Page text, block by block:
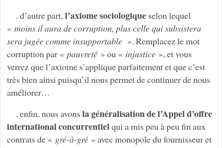
. d’autre part, l’axiome sociologiqueselon lequel
« moins il aura de corruption, plus celle qui subsistera
sera jugée comme insupportable ». Remplacez le mot
corruption par « pauvreté» ou « injustice», et vous
verrez que l’axiome s’applique parfaitement et que c’est
très bien ainsi puisqu’il nous permet de continuer de nous
améliorer…
. enfin, nous avons la généralisation de l’Appel d’offre
international concurrentielqui a mis peu à peu fin aux
contrats de « gré-à-gré» avec monopole du fournisseur et